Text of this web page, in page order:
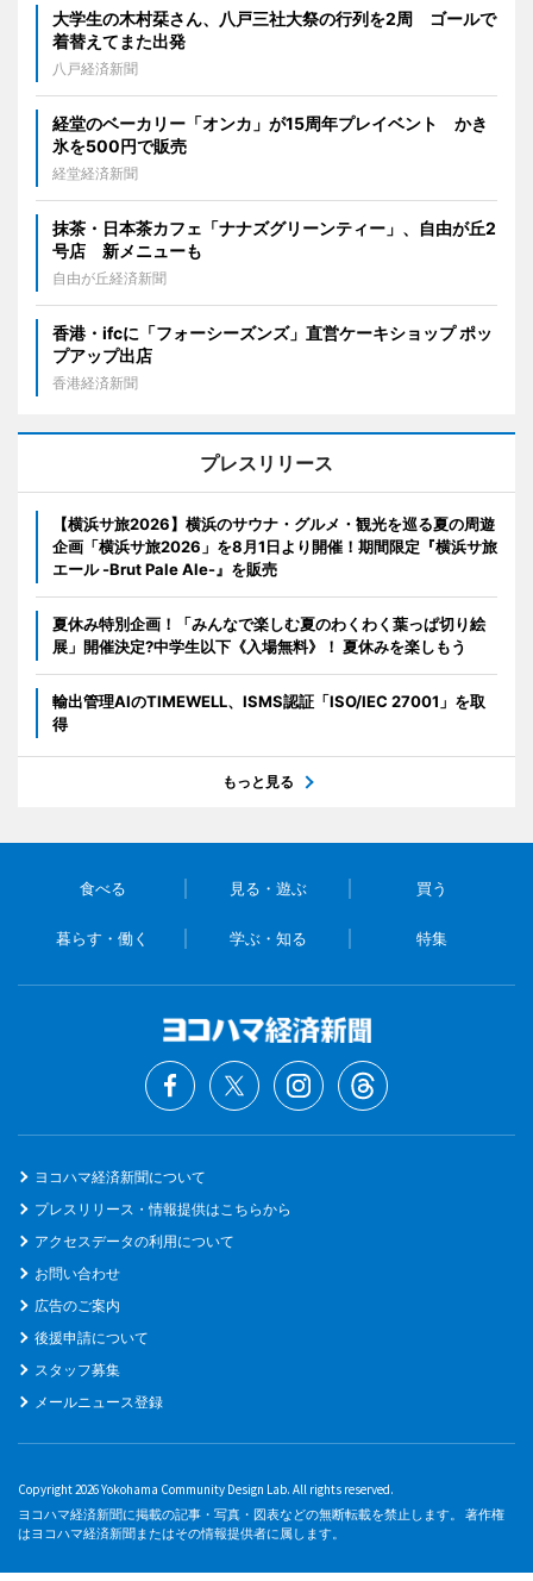
大学生の木村栞さん、八戸三社大祭の行列を2周 ゴールで
着替えてまた出発
八戸経済新聞
経堂のベーカリー「オンカ」が15周年プレイベント かき
氷を500円で販売
経堂経済新聞
抹茶・日本茶カフェ「ナナズグリーンティー」、自由が丘2
号店 新メニューも
自由が丘経済新聞
香港・ifcに「フォーシーズンズ」直営ケーキショップ ポッ
プアップ出店
香港経済新聞
プレスリリース
【横浜サ旅2026】横浜のサウナ・グルメ・観光を巡る夏の周遊
企画「横浜サ旅2026」を8月1日より開催！期間限定『横浜サ旅
エール -Brut Pale Ale-』を販売
夏休み特別企画！「みんなで楽しむ夏のわくわく葉っぱ切り絵
展」開催決定?中学生以下《入場無料》！ 夏休みを楽しもう
輸出管理AIのTIMEWELL、ISMS認証「ISO/IEC 27001」を取
得
もっと見る
食べる 見る・遊ぶ 買う
暮らす・働く 学ぶ・知る 特集
ヨコハマ経済新聞について
プレスリリース・情報提供はこちらから
アクセスデータの利用について
お問い合わせ
広告のご案内
後援申請について
スタッフ募集
メールニュース登録
Copyright 2026 Yokohama Community Design Lab. All rights reserved.
ヨコハマ経済新聞に掲載の記事・写真・図表などの無断転載を禁止します。 著作権
はヨコハマ経済新聞またはその情報提供者に属します。